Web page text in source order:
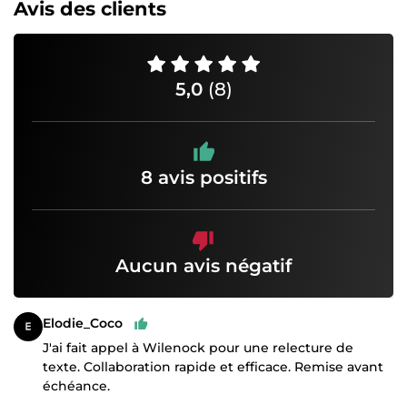
Avis des clients
5,0 (8)
8 avis positifs
Aucun avis négatif
Elodie_Coco
J'ai fait appel à Wilenock pour une relecture de
texte. Collaboration rapide et efficace. Remise avant
échéance.